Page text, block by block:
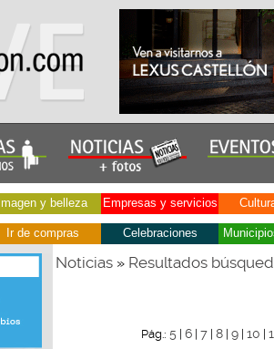
Imagen y belleza Empresas y servicios
Ir de compras Celebraciones
Noticias» Resultados
Pág.: 5 6 7 8 9 10